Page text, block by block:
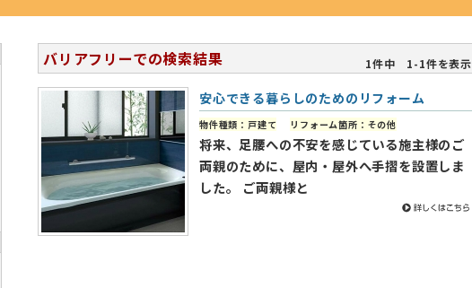
バリアフリーでの検索結果 1件中 1-1件を表示
安心できる暮らしのためのリフォーム
物件種類：戸建て リフォーム箇所：その他
将来、足腰への不安を感じている施主様のご
両親のために、屋内・屋外へ手摺を設置しま
した。 ご両親様と